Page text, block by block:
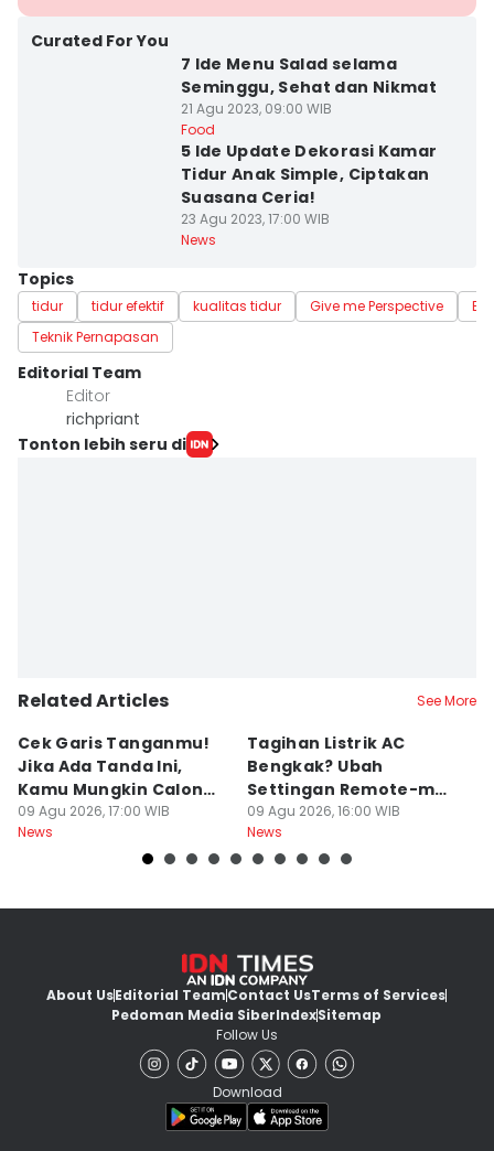
Curated For You
7 Ide Menu Salad selama
Seminggu, Sehat dan Nikmat
21 Agu 2023, 09:00 WIB
Food
5 Ide Update Dekorasi Kamar
Tidur Anak Simple, Ciptakan
Suasana Ceria!
23 Agu 2023, 17:00 WIB
News
Topics
tidur tidur efektif kualitas tidur Give me Perspective
Teknik Pernapasan
Editorial Team
Editor
richpriant
Tonton lebih seru di
Related Articles See More
Cek Garis Tanganmu!
Jika Ada Tanda Ini,
Kamu Mungkin Calon
Orang Sukses
09 Agu 2026, 17:00 WIB
News
Tagihan Listrik AC
Bengkak? Ubah
Settingan Remote-mu
ke Mode Ini Mulai Nanti
Malam
09 Agu 2026, 16:00 WIB
News
About UsEditorial TeamContact UsTerms of Services
Pedoman Media SiberIndexSitemap
Follow Us
Download